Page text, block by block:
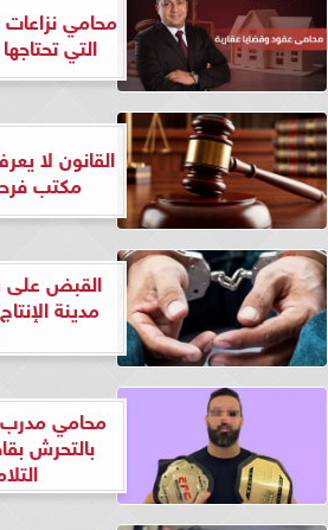
محامي نزاعات
التي
القانون لا
مكتب
القبض على
مدينة
محامي
بالتحرش